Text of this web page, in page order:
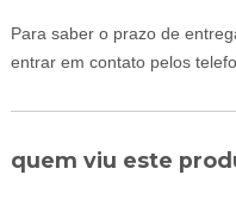
Para saber o prazo de
entrar em contato pelos
quem viu este